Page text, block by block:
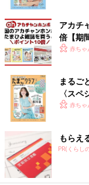
アカチ
倍【期
赤ちゃ
まるご
〈ス
赤ちゃ
もらえ
PR(くらし